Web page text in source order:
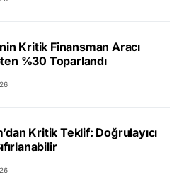
Kritik Finansman Aracı
%30 Toparlandı
Kritik Teklif: Doğrulayıcı